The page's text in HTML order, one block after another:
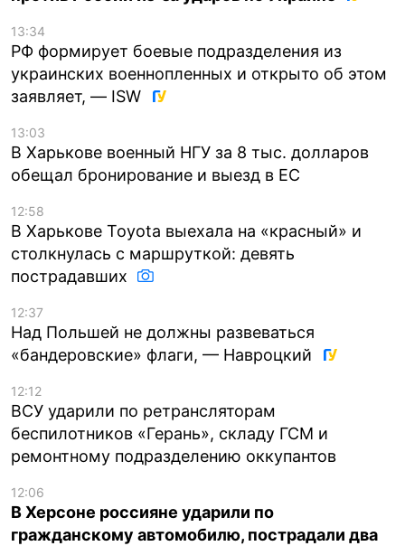
13:34
РФ формирует боевые подразделения из
украинских военнопленных и открыто об этом
заявляет, — ISW
13:03
В Харькове военный НГУ за 8 тыс. долларов
обещал бронирование и выезд в ЕС
12:58
В Харькове Toyota выехала на «красный» и
столкнулась с маршруткой: девять
пострадавших
12:37
Над Польшей не должны развеваться
«бандеровские» флаги, — Навроцкий
12:12
ВСУ ударили по ретрансляторам
беспилотников «Герань», складу ГСМ и
ремонтному подразделению оккупантов
12:06
В Херсоне россияне ударили по
гражданскому автомобилю, пострадали два